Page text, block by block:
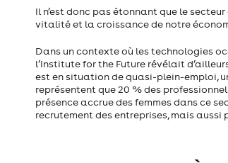
Il n’est donc pas étonnant que le
vitalité et la croissance de notre
Dans un contexte où les technologies
l’Institute for the Future révélait
est en situation de quasi-plein-emploi,
représentent que 20 % des
présence accrue des femmes dans ce
recrutement des entreprises, mais aussi